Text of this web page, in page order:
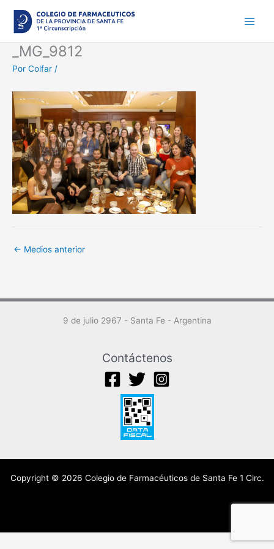
contenido
_MG_9812
Por Colfar /
← Medios anterior
9 de julio 2967 - Santa Fe - Argentina
Contáctenos
Copyright © 2026 Colegio de Farmacéuticos de Santa Fe 1 Circ.